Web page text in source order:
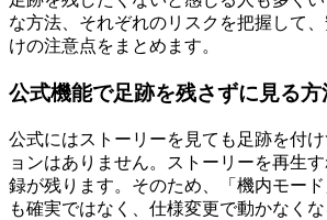
な方法、それぞれのリスクを把握して
けの注意点をまとめます。
公式機能で足跡を残さずに見る
公式にはストーリーを見ても足跡を付
ョンはありません。ストーリーを再生
録が残ります。そのため、「機内モー
も確実ではなく、仕様変更で動かなく